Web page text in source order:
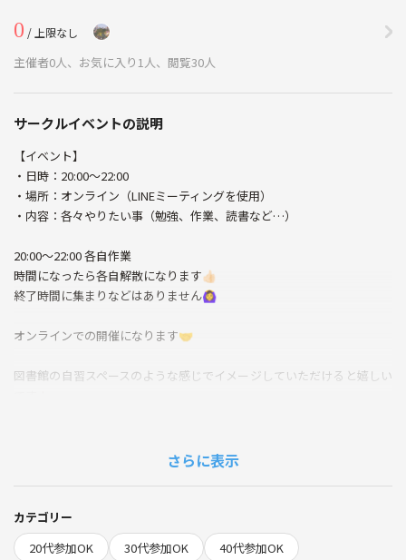
0 / 上限なし
主催者0人、お気に入り1人、閲覧30人
サークルイベントの説明
【イベント】
・日時：20:00〜22:00
・場所：オンライン（LINEミーティングを使用）
・内容：各々やりたい事（勉強、作業、読書など…）
20:00～22:00 各自作業
時間になったら各自解散になります‪👍🏻
終了時間に集まりなどはありません🙆‍♀️
オンラインでの開催になります🤝
図書館の自習スペースのような感じでイメージしていただけると嬉しい
当日中にLINEミーティングのURLを接続先URLに添付します！
【参加にあたって】
途中退席や途中退出は自由にOKです👌
カメラのON/OFFはお任せしています！エフェクトかけて顔が映らない
さらに表示
カテゴリー
20代参加OK
30代参加OK
40代参加OK